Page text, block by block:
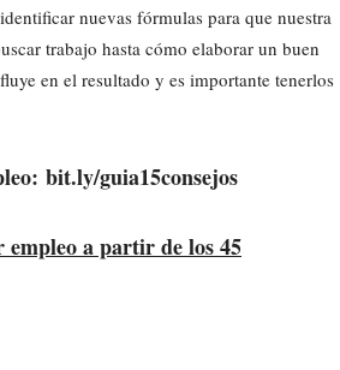
nuevas fórmulas para que nuestra
trabajo hasta cómo elaborar un buen
en el resultado y es importante tenerlos
bit.ly/guia15consejos
empleo a partir de los 45